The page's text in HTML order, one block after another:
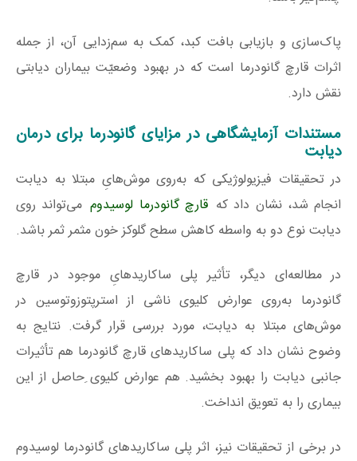
پاک‌سازی و بازیابی بافت کبد، کمک به سم‌زدایی آن، از جمله
اثرات قارچ گانودرما است که در بهبود وضعیّت بیماران دیابتی
نقش دارد.
مستندات آزمایشگاهی در مزایای گانودرما برای درمان
دیابت
در تحقیقات فیزیولوژیکی که به‌روی موش‌هایِ مبتلا به دیابت
انجام شد، نشان داد که قارچ گانودرما لوسیدوم می‌تواند روی
دیابت نوع دو به واسطه کاهش سطح گلوکز خون مثمر ثمر باشد.
در مطالعه‌ای دیگر، تأثیر پلی ساکاریدهایِ موجود در قارچ
گانودرما به‌روی عوارض کلیوی ناشی از استرپتوزوتوسین در
موش‌های مبتلا به دیابت، مورد بررسی قرار گرفت. نتایج به
وضوح نشان داد که پلی ساکاریدهای قارچ گانودرما هم تأثیرات
جانبی دیابت را بهبود بخشید. هم عوارض کلیوی ِحاصل از این
بیماری را به تعویق انداخت.
در برخی از تحقیقات نیز، اثر پلی ساکاریدهای گانودرما لوسیدوم